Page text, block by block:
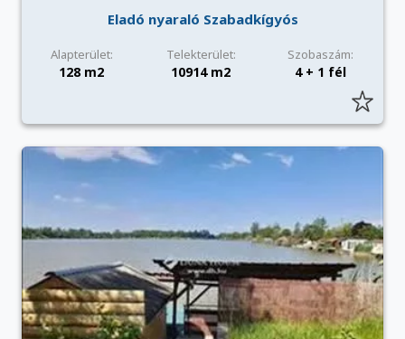
Eladó nyaraló Szabadkígyós
Alapterület: Telekterület: Szobaszám:
128 m2 10914 m2 4 + 1 fél